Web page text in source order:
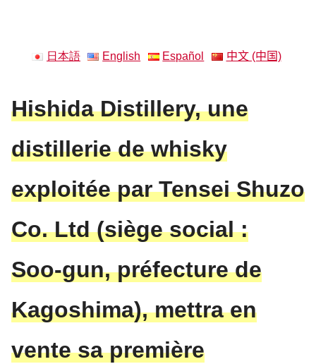
日本語 English Español 中文 (中国)
Hishida Distillery, une
distillerie de whisky
exploitée par Tensei Shuzo
Co. Ltd (siège social :
Soo-gun, préfecture de
Kagoshima), mettra en
vente sa première